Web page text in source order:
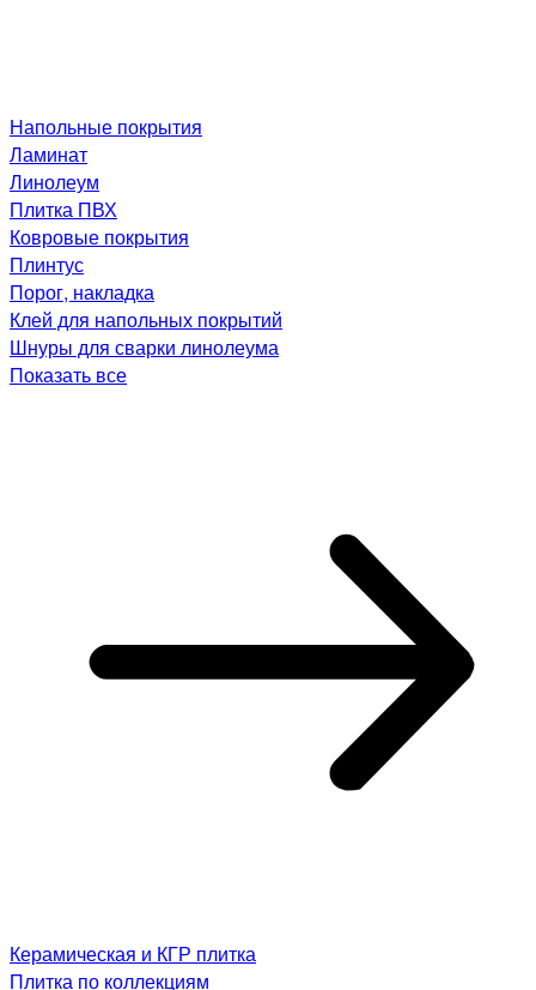
Напольные покрытия
Ламинат
Линолеум
Плитка ПВХ
Ковровые покрытия
Плинтус
Порог, накладка
Клей для напольных покрытий
Шнуры для сварки линолеума
Показать все
Керамическая и КГР плитка
Плитка по коллекциям